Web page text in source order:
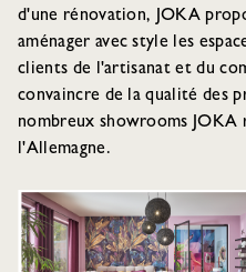
d'une rénovation, JOKA
aménager avec style les
clients de l'artisanat et du
convaincre de la qualité des
nombreux showrooms JOKA
l'Allemagne.